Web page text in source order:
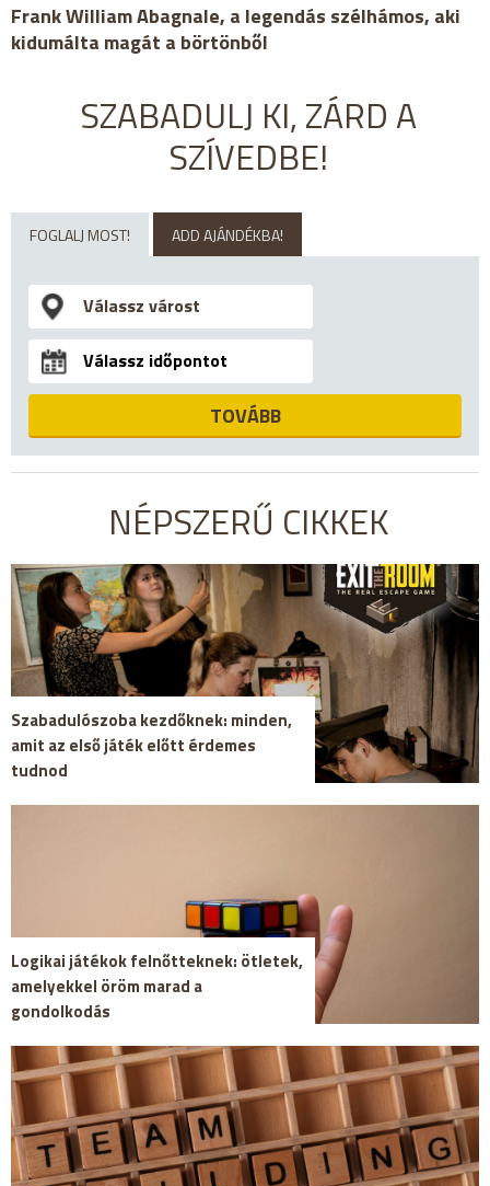
Frank William Abagnale, a legendás szélhámos, aki
kidumálta magát a börtönből
SZABADULJ KI, ZÁRD A
SZÍVEDBE!
FOGLALJ MOST! ADD AJÁNDÉKBA!
TOVÁBB
NÉPSZERŰ CIKKEK
Szabadulószoba kezdőknek: minden,
amit az első játék előtt érdemes
tudnod
Logikai játékok felnőtteknek: ötletek,
amelyekkel öröm marad a
gondolkodás